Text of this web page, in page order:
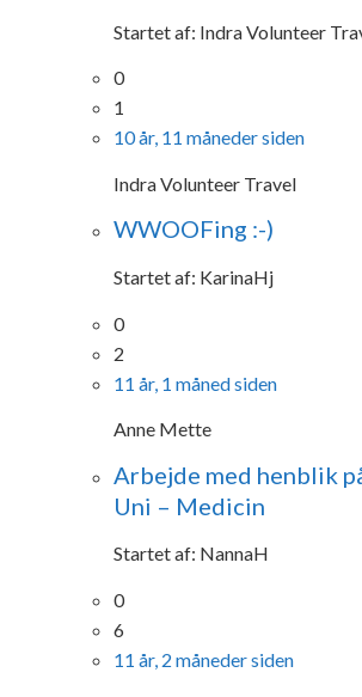
Startet af: Indra Volunteer
0
1
10 år, 11 måneder siden
Indra Volunteer Travel
WWOOFing :-)
Startet af: KarinaHj
0
2
11 år, 1 måned siden
Anne Mette
Arbejde med henblik
Uni – Medicin
Startet af: NannaH
0
6
11 år, 2 måneder siden